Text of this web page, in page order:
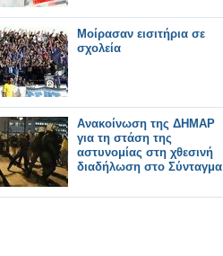
Μοίρασαν εισιτήρια σε
σχολεία
Ανακοίνωση της ΔΗΜΑΡ
για τη στάση της
αστυνομίας στη χθεσινή
διαδήλωση στο Σύνταγμα